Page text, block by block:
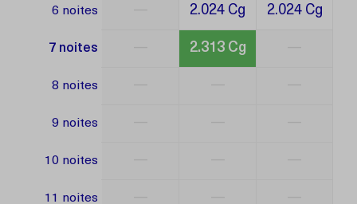
6 noites 2.024 Cg 2.024 Cg
7 noites 2.313 Cg
8 noites
9 noites
10 noites
11 noites